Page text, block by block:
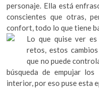
personaje. Ella está
conscientes que otras,
confort, todo lo que tiene
Lo que quise ver
retos, estos
que no puede
búsqueda de empujar
interior, por eso puse esta